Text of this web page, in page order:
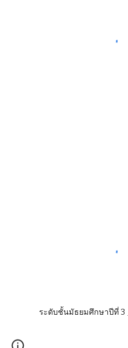
ระดับชั้นมัธยมศึกษาปีที่ 3